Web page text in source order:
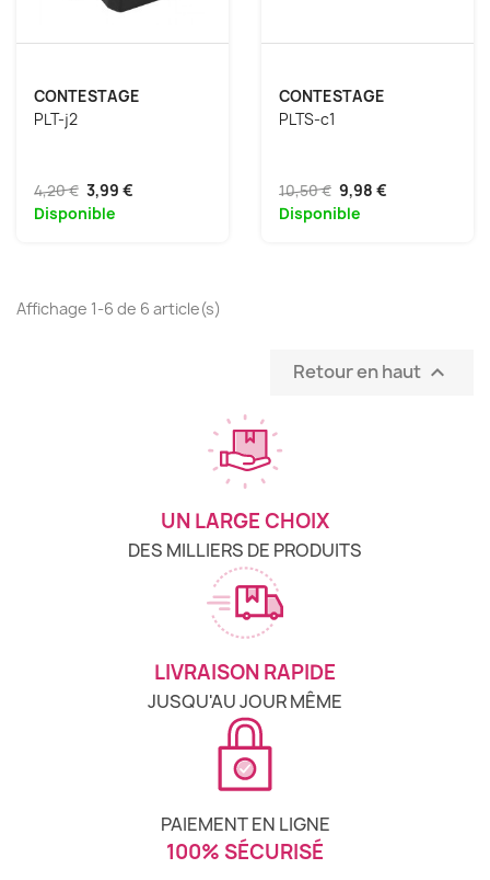
CONTESTAGE
PLT-j2
4,20 € 3,99 €
Disponible
CONTESTAGE
PLTS-c1
10,50 € 9,98 €
Disponible
Affichage 1-6 de 6 article(s)
Retour en haut 
UN LARGE CHOIX
DES MILLIERS DE PRODUITS
LIVRAISON RAPIDE
JUSQU'AU JOUR MÊME
PAIEMENT EN LIGNE
100% SÉCURISÉ